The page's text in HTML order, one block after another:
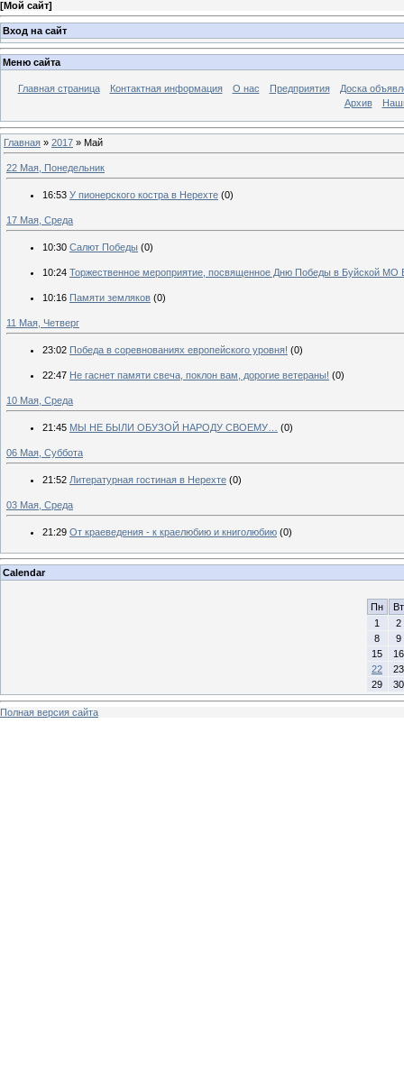
[Мой сайт]
Вход на сайт
Меню сайта
Главная страница Контактная информация О нас Предприятия
Доска
Архив
Главная » 2017 » Май
22 Мая, Понедельник
16:53 У пионерского костра в Нерехте (0)
17 Мая, Среда
10:30 Салют Победы (0)
10:24 Торжественное мероприятие, посвященное Дню Победы в Буйской
10:16 Памяти земляков (0)
11 Мая, Четверг
23:02 Победа в соревнованиях европейского уровня! (0)
22:47 Не гаснет памяти свеча, поклон вам, дорогие ветераны! (0)
10 Мая, Среда
21:45 МЫ НЕ БЫЛИ ОБУЗОЙ НАРОДУ СВОЕМУ… (0)
06 Мая, Суббота
21:52 Литературная гостиная в Нерехте (0)
03 Мая, Среда
21:29 От краеведения - к краелюбию и книголюбию (0)
Calendar
Пн
Вт
1
2
8
9
15
16
22
23
29
30
Полная версия сайта